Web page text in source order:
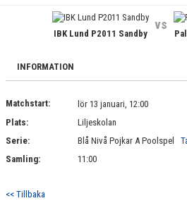
BILDGALLERI
KONTAKT
IBK Lund P2011 Sandby
vs
INFORMATION
Matchstart:
lör 13 januari, 12:00
Plats:
Liljeskolan
Serie:
Blå Nivå Pojkar A Poolspel
Samling:
11:00
<< Tillbaka